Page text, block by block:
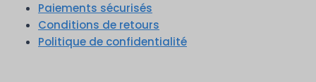
Paiements sécurisés
Conditions de retours
Politique de confidentialité